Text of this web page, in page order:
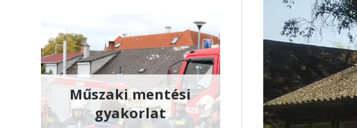
Műszaki mentési
gyakorlat